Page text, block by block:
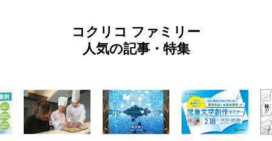
コクリコ ファミリー
人気の記事・特集